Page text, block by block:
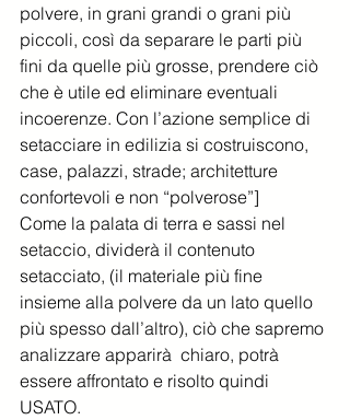
polvere, in grani grandi o grani più
piccoli, così da separare le parti più
fini da quelle più grosse, prendere ciò
che è utile ed eliminare eventuali
incoerenze. Con l’azione semplice di
setacciare in edilizia si costruiscono,
case, palazzi, strade; architetture
confortevoli e non “polverose”]
Come la palata di terra e sassi nel
setaccio, dividerà il contenuto
setacciato, (il materiale più fine
insieme alla polvere da un lato quello
più spesso dall’altro), ciò che sapremo
analizzare apparirà  chiaro, potrà
essere affrontato e risolto quindi
USATO.